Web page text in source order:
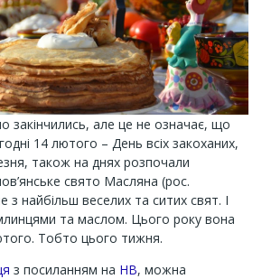
закінчились, але це не означає, що
14 лютого – День всіх закоханих,
також на днях розпочали
свято Масляна (рос.
найбільш веселих та ситих свят. І
та маслом. Цього року вона
Тобто цього тижня.
з посиланням на НВ, можна